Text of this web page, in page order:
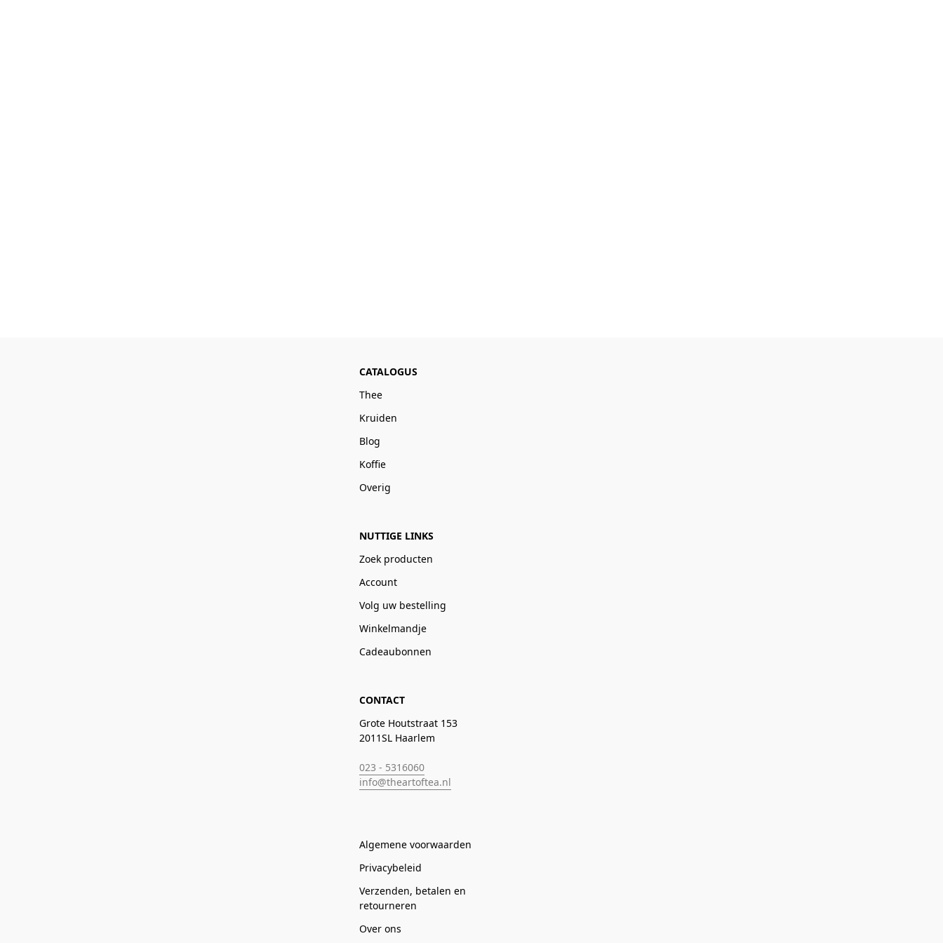
CATALOGUS
Thee
Kruiden
Blog
Koffie
Overig
NUTTIGE LINKS
Zoek producten
Account
Volg uw bestelling
Winkelmandje
Cadeaubonnen
CONTACT
Grote Houtstraat 153
2011SL Haarlem
023 - 5316060
info@theartoftea.nl
Algemene voorwaarden
Privacybeleid
Verzenden, betalen en
retourneren
Over ons